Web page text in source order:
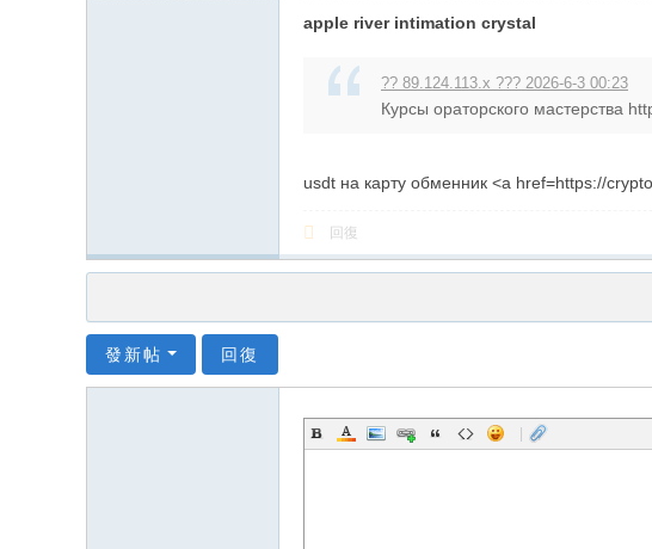
apple river intimation crystal
?? 89.124.113.x ??? 2026-6-3 00:23
Курсы ораторского мастерства
usdt на карту обменник <a href=https://
回復
發新帖 回復